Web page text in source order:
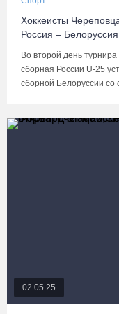
Хоккеисты
Россия – Белоруссия
Во второй день
сборная России U-25
сборной Белоруссии со
02.05.25